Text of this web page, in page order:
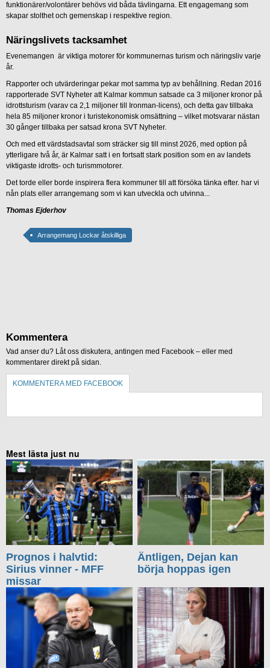
funktionärer/volontärer behövs vid båda tävlingarna. Ett engagemang som
skapar stolthet och gemenskap i respektive region.
Näringslivets tacksamhet
Evenemangen är viktiga motorer för kommunernas turism och näringsliv varje
år.
Rapporter och utvärderingar pekar mot samma typ av behållning. Redan 2016
rapporterade SVT Nyheter att Kalmar kommun satsade ca 3 miljoner kronor på
idrottsturism (varav ca 2,1 miljoner till Ironman-licens), och detta gav tillbaka
hela 85 miljoner kronor i turistekonomisk omsättning – vilket motsvarar nästan
30 gånger tillbaka per satsad krona SVT Nyheter.
Och med ett värdstadsavtal som sträcker sig till minst 2026, med option på
ytterligare två år, är Kalmar satt i en fortsatt stark position som en av landets
viktigaste idrotts- och turismmotorer.
Det torde eller borde inspirera flera kommuner till att försöka tänka efter. har vi
nån plats eller arrangemang som vi kan utveckla och utvinna...
Thomas Ejderhov
Arrangemang Lockar åtskilliga
Kommentera
Vad anser du? Låt oss diskutera, antingen med Facebook – eller med
kommentarer direkt på sidan.
KOMMENTERA MED FACEBOOK
Mest lästa just nu
Prognos i halvtid:
Sirius vinner - MFF
missar
Äntligen, Dejan kan
börja hoppas igen